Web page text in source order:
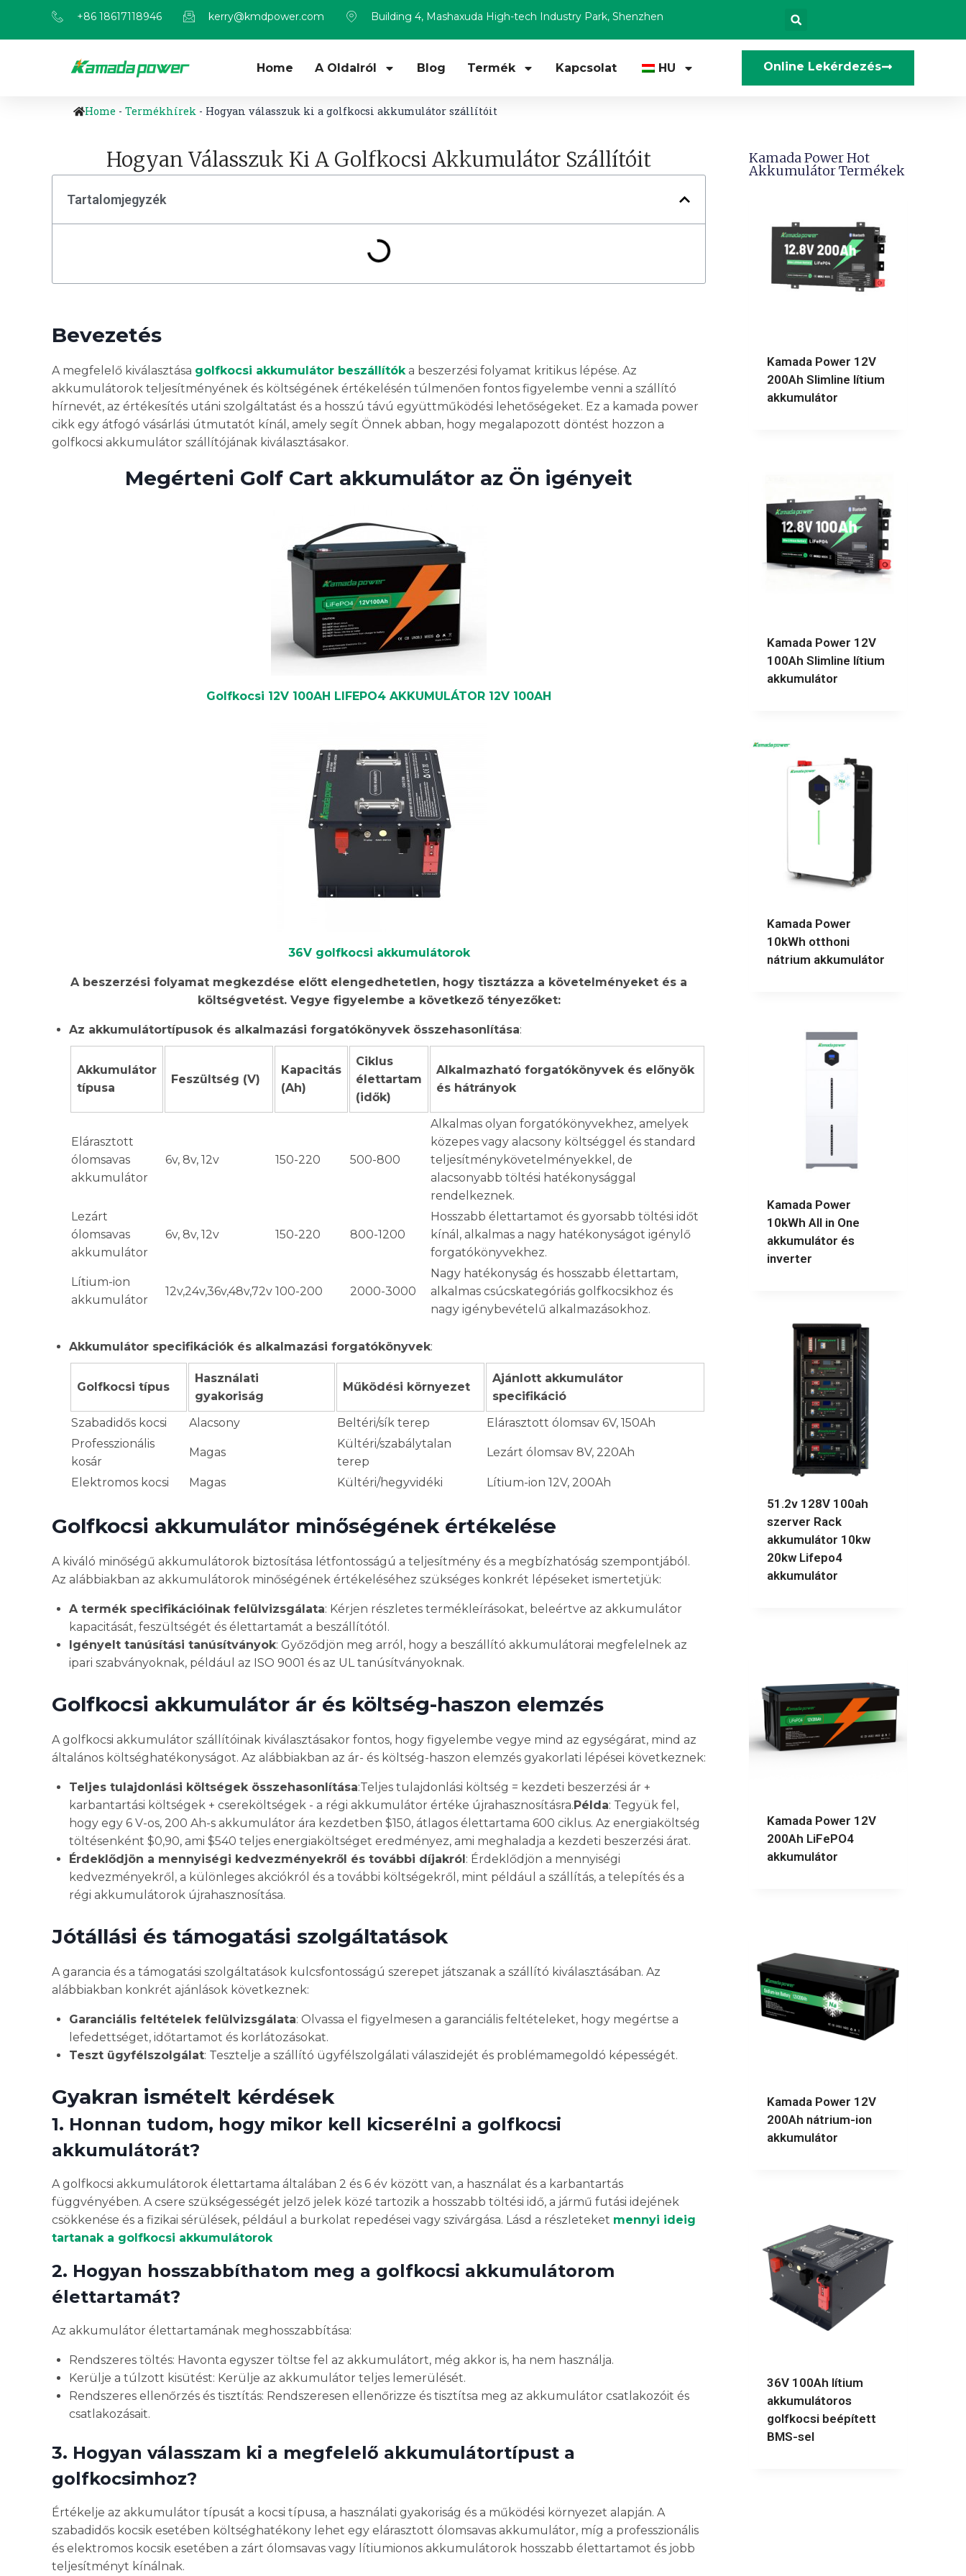
+86 18617118946 kerry@kmdpower.com Building 4, Mashaxuda High-tech Industry Park, Shenzhen
Home A Oldalról Blog Termék Kapcsolat HU Online Lekérdezés
Home - Termékhírek - Hogyan válasszuk ki a golfkocsi akkumulátor szállítóit
Hogyan Válasszuk Ki A Golfkocsi Akkumulátor Szállítóit
Tartalomjegyzék
Bevezetés
A megfelelő kiválasztása golfkocsi akkumulátor beszállítóka beszerzési folyamat kritikus lépése. Az
akkumulátorok teljesítményének és költségének értékelésén túlmenően fontos figyelembe venni a szállító
hírnevét, az értékesítés utáni szolgáltatást és a hosszú távú együttműködési lehetőségeket. Ez a kamada power
cikk egy átfogó vásárlási útmutatót kínál, amely segít Önnek abban, hogy megalapozott döntést hozzon a
golfkocsi akkumulátor szállítójának kiválasztásakor.
Megérteni Golf Cart akkumulátor az Ön igényeit
Golfkocsi 12V 100AH LIFEPO4 AKKUMULÁTOR 12V 100AH
36V golfkocsi akkumulátorok
A beszerzési folyamat megkezdése előtt elengedhetetlen, hogy tisztázza a követelményeket és a
költségvetést. Vegye figyelembe a következő tényezőket:
Az akkumulátortípusok és alkalmazási forgatókönyvek összehasonlítása:
Akkumulátor
típusa
Feszültség (V)
Kapacitás
(Ah)
Ciklus
élettartam
(idők)
Alkalmazható forgatókönyvek és előnyök
és hátrányok
Elárasztott
ólomsavas
akkumulátor
6v, 8v, 12v 150-220 500-800
Alkalmas olyan forgatókönyvekhez, amelyek
közepes vagy alacsony költséggel és standard
teljesítménykövetelményekkel, de
alacsonyabb töltési hatékonysággal
rendelkeznek.
Lezárt
ólomsavas
akkumulátor
6v, 8v, 12v 150-220 800-1200
Hosszabb élettartamot és gyorsabb töltési időt
kínál, alkalmas a nagy hatékonyságot igénylő
forgatókönyvekhez.
Lítium-ion
akkumulátor
12v,24v,36v,48v,72v 100-200 2000-3000
Nagy hatékonyság és hosszabb élettartam,
alkalmas csúcskategóriás golfkocsikhoz és
nagy igénybevételű alkalmazásokhoz.
Akkumulátor specifikációk és alkalmazási forgatókönyvek:
Golfkocsi típus
Használati
gyakoriság
Működési környezet
Ajánlott akkumulátor
specifikáció
Szabadidős kocsi
Alacsony Beltéri/sík terep
Elárasztott ólomsav 6V, 150Ah
Professzionális
kosár
Magas
Kültéri/szabálytalan
terep
Lezárt ólomsav 8V, 220Ah
Elektromos kocsi Magas Kültéri/hegyvidéki Lítium-ion 12V, 200Ah
Golfkocsi akkumulátor minőségének értékelése
A kiváló minőségű akkumulátorok biztosítása létfontosságú a teljesítmény és a megbízhatóság szempontjából.
Az alábbiakban az akkumulátorok minőségének értékeléséhez szükséges konkrét lépéseket ismertetjük:
A termék specifikációinak felülvizsgálata: Kérjen részletes termékleírásokat, beleértve az akkumulátor
kapacitását, feszültségét és élettartamát a beszállítótól.
Igényelt tanúsítási tanúsítványok: Győződjön meg arról, hogy a beszállító akkumulátorai megfelelnek az
ipari szabványoknak, például az ISO 9001 és az UL tanúsítványoknak.
Golfkocsi akkumulátor ár és költség-haszon elemzés
A golfkocsi akkumulátor szállítóinak kiválasztásakor fontos, hogy figyelembe vegye mind az egységárat, mind az
általános költséghatékonyságot. Az alábbiakban az ár- és költség-haszon elemzés gyakorlati lépései következnek:
Teljes tulajdonlási költségek összehasonlítása:Teljes tulajdonlási költség = kezdeti beszerzési ár +
karbantartási költségek + csereköltségek - a régi akkumulátor értéke újrahasznosításra.Példa: Tegyük fel,
hogy egy 6 V-os, 200 Ah-s akkumulátor ára kezdetben $150, átlagos élettartama 600 ciklus. Az energiaköltség
töltésenként $0,90, ami $540 teljes energiaköltséget eredményez, ami meghaladja a kezdeti beszerzési árat.
Érdeklődjön a mennyiségi kedvezményekről és további díjakról: Érdeklődjön a mennyiségi
kedvezményekről, a különleges akciókról és a további költségekről, mint például a szállítás, a telepítés és a
régi akkumulátorok újrahasznosítása.
Jótállási és támogatási szolgáltatások
A garancia és a támogatási szolgáltatások kulcsfontosságú szerepet játszanak a szállító kiválasztásában. Az
alábbiakban konkrét ajánlások következnek:
Garanciális feltételek felülvizsgálata: Olvassa el figyelmesen a garanciális feltételeket, hogy megértse a
lefedettséget, időtartamot és korlátozásokat.
Teszt ügyfélszolgálat: Tesztelje a szállító ügyfélszolgálati válaszidejét és problémamegoldó képességét.
Gyakran ismételt kérdések
1. Honnan tudom, hogy mikor kell kicserélni a golfkocsi
akkumulátorát?
A golfkocsi akkumulátorok élettartama általában 2 és 6 év között van, a használat és a karbantartás
függvényében. A csere szükségességét jelző jelek közé tartozik a hosszabb töltési idő, a jármű futási idejének
csökkenése és a fizikai sérülések, például a burkolat repedései vagy szivárgása. Lásd a részleteket mennyi ideig
tartanak a golfkocsi akkumulátorok
2. Hogyan hosszabbíthatom meg a golfkocsi akkumulátorom
élettartamát?
Az akkumulátor élettartamának meghosszabbítása:
Rendszeres töltés: Havonta egyszer töltse fel az akkumulátort, még akkor is, ha nem használja.
Kerülje a túlzott kisütést: Kerülje az akkumulátor teljes lemerülését.
Rendszeres ellenőrzés és tisztítás: Rendszeresen ellenőrizze és tisztítsa meg az akkumulátor csatlakozóit és
csatlakozásait.
3. Hogyan válasszam ki a megfelelő akkumulátortípust a
golfkocsimhoz?
Értékelje az akkumulátor típusát a kocsi típusa, a használati gyakoriság és a működési környezet alapján. A
szabadidős kocsik esetében költséghatékony lehet egy elárasztott ólomsavas akkumulátor, míg a professzionális
és elektromos kocsik esetében a zárt ólomsavas vagy lítiumionos akkumulátorok hosszabb élettartamot és jobb
teljesítményt kínálnak.
Kamada Power Hot
Akkumulátor Termékek
Kamada Power 12V
200Ah Slimline lítium
akkumulátor
Kamada Power 12V
100Ah Slimline lítium
akkumulátor
Kamada Power
10kWh otthoni
nátrium akkumulátor
Kamada Power
10kWh All in One
akkumulátor és
inverter
51.2v 128V 100ah
szerver Rack
akkumulátor 10kw
20kw Lifepo4
akkumulátor
Kamada Power 12V
200Ah LiFePO4
akkumulátor
Kamada Power 12V
200Ah nátrium-ion
akkumulátor
36V 100Ah lítium
akkumulátoros
golfkocsi beépített
BMS-sel